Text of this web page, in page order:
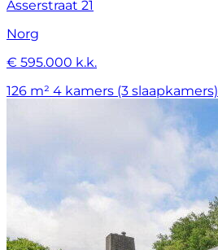
Asserstraat 21
Norg
€ 595.000 k.k.
126 m² 4 kamers (3 slaapkamers)